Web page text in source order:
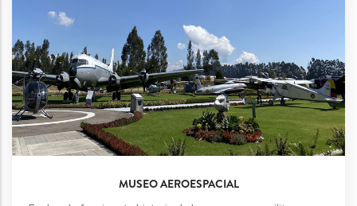
MUSEO AEROESPACIAL